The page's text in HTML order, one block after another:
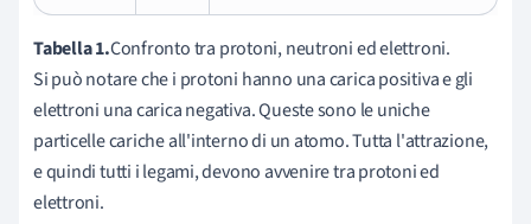
Tabella 1.Confronto tra protoni, neutroni ed elettroni.
Si può notare che i protoni hanno una carica positiva e gli
elettroni una carica negativa. Queste sono le uniche
particelle cariche all'interno di un atomo. Tutta l'attrazione,
e quindi tutti i legami, devono avvenire tra protoni ed
elettroni.